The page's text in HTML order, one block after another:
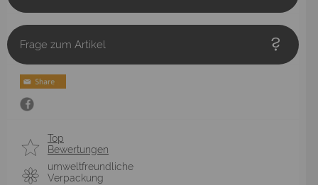
Frage zum Artikel
Top
Bewertungen
umweltfreundliche
Verpackung